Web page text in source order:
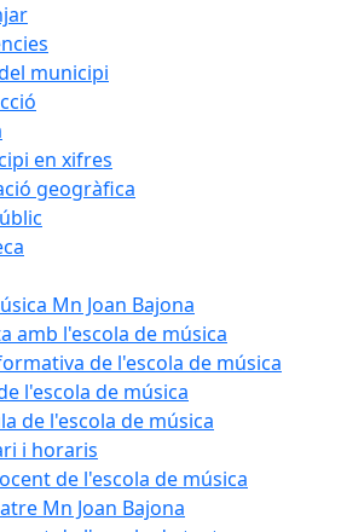
municipi
en xifres
geogràfica
Mn Joan Bajona
amb l'escola de música
de l'escola de música
l'escola de música
de l'escola de música
i horaris
de l'escola de música
Mn Joan Bajona